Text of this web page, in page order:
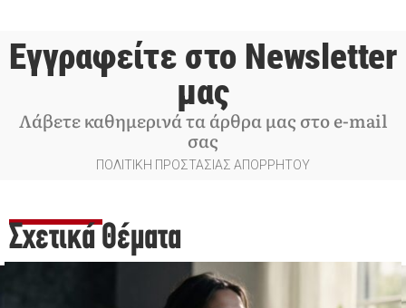
Εγγραφείτε στο Newsletter
μας
Λάβετε καθημερινά τα άρθρα μας στο e-mail
σας
ΠΟΛΙΤΙΚΗ ΠΡΟΣΤΑΣΙΑΣ ΑΠΟΡΡΗΤΟΥ
Σχετικά Θέματα